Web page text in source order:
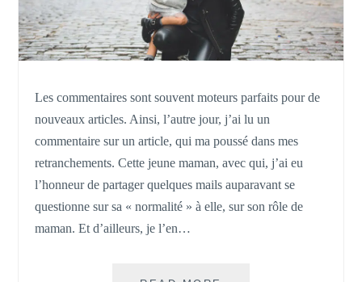
Les commentaires sont souvent moteurs parfaits pour de
nouveaux articles. Ainsi, l’autre jour, j’ai lu un
commentaire sur un article, qui ma poussé dans mes
retranchements. Cette jeune maman, avec qui, j’ai eu
l’honneur de partager quelques mails auparavant se
questionne sur sa « normalité » à elle, sur son rôle de
maman. Et d’ailleurs, je l’en…